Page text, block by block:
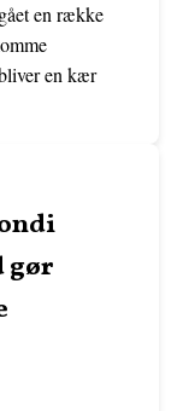
en række
en kær
gør